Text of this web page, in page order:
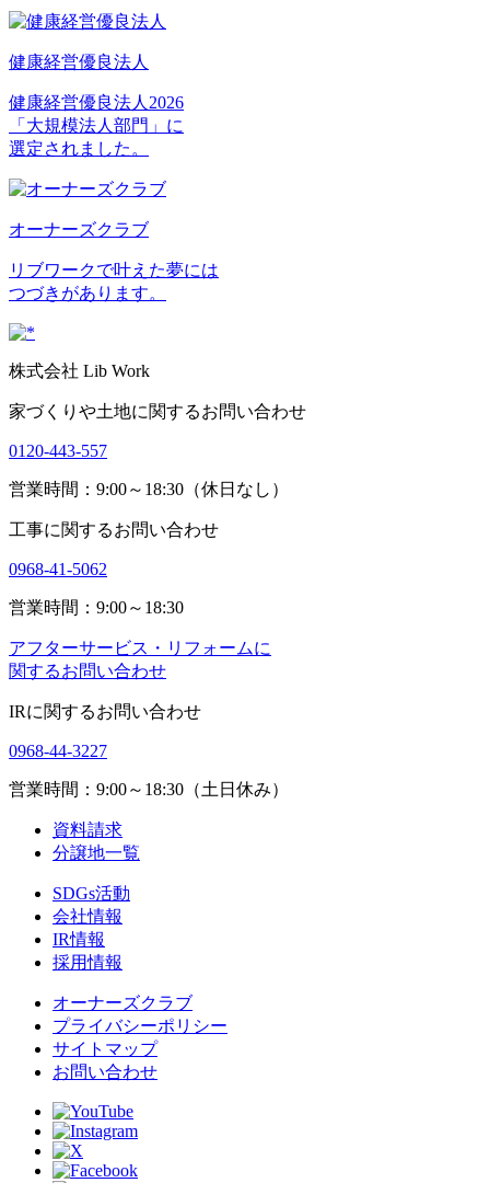
健康経営優良法人
健康経営優良法人2026
「大規模法人部門」に
選定されました。
オーナーズクラブ
リブワークで叶えた夢には
つづきがあります。
株式会社 Lib Work
家づくりや土地に関するお問い合わせ
0120-443-557
営業時間：9:00～18:30（休日なし）
工事に関するお問い合わせ
0968-41-5062
営業時間：9:00～18:30
アフターサービス・リフォームに
関するお問い合わせ
IRに関するお問い合わせ
0968-44-3227
営業時間：9:00～18:30（土日休み）
資料請求
分譲地一覧
SDGs活動
会社情報
IR情報
採用情報
オーナーズクラブ
プライバシーポリシー
サイトマップ
お問い合わせ